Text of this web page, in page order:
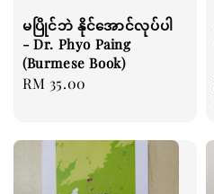
မပြိုင်ဘဲ နိုင်အောင်လုပ်ပါ
- Dr. Phyo Paing
(Burmese Book)
Regular
RM 35.00